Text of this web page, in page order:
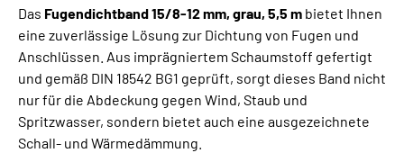
Das Fugendichtband 15/8-12 mm, grau, 5,5 m bietet Ihnen
eine zuverlässige Lösung zur Dichtung von Fugen und
Anschlüssen. Aus imprägniertem Schaumstoff gefertigt
und gemäß DIN 18542 BG1 geprüft, sorgt dieses Band nicht
nur für die Abdeckung gegen Wind, Staub und
Spritzwasser, sondern bietet auch eine ausgezeichnete
Schall- und Wärmedämmung.